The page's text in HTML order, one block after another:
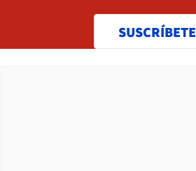
SUSCRÍBETE